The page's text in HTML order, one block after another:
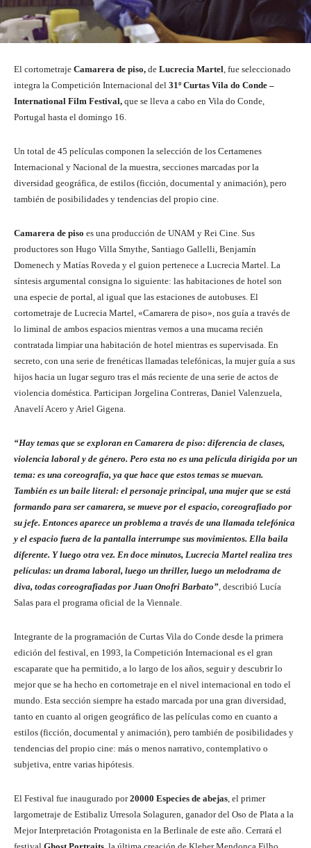
El cortometraje Camarera de piso, de Lucrecia Martel, fue seleccionado
integra la Competición Internacional del 31º Curtas Vila do Conde –
International Film Festival, que se lleva a cabo en Vila do Conde,
Portugal hasta el domingo 16.
Un total de 45 películas componen la selección de los Certamenes
Internacional y Nacional de la muestra, secciones marcadas por la
diversidad geográfica, de estilos (ficción, documental y animación), pero
también de posibilidades y tendencias del propio cine.
Camarera de piso es una producción de UNAM y Rei Cine. Sus
productores son Hugo Villa Smythe, Santiago Gallelli, Benjamín
Domenech y Matías Roveda y el guion pertenece a Lucrecia Martel. La
síntesis argumental consigna lo siguiente: las habitaciones de hotel son
una especie de portal, al igual que las estaciones de autobuses. El
cortometraje de Lucrecia Martel, «Camarera de piso», nos guía a través de
lo liminal de ambos espacios mientras vemos a una mucama recién
contratada limpiar una habitación de hotel mientras es supervisada. En
secreto, con una serie de frenéticas llamadas telefónicas, la mujer guía a sus
hijos hacia un lugar seguro tras el más reciente de una serie de actos de
violencia doméstica. Participan Jorgelina Contreras, Daniel Valenzuela,
Anavelí Acero y Ariel Gigena.
“Hay temas que se exploran en Camarera de piso: diferencia de clases,
violencia laboral y de género. Pero esta no es una película dirigida por un
tema: es una coreografía, ya que hace que estos temas se muevan.
También es un baile literal: el personaje principal, una mujer que se está
formando para ser camarera, se mueve por el espacio, coreografiado por
su jefe. Entonces aparece un problema a través de una llamada telefónica
y el espacio fuera de la pantalla interrumpe sus movimientos. Ella baila
diferente. Y luego otra vez. En doce minutos, Lucrecia Martel realiza tres
películas: un drama laboral, luego un thriller, luego un melodrama de
diva, todas coreografiadas por Juan Onofri Barbato”, describió Lucía
Salas para el programa oficial de la Viennale.
Integrante de la programación de Curtas Vila do Conde desde la primera
edición del festival, en 1993, la Competición Internacional es el gran
escaparate que ha permitido, a lo largo de los años, seguir y descubrir lo
mejor que se ha hecho en cortometraje en el nivel internacional en todo el
mundo. Esta sección siempre ha estado marcada por una gran diversidad,
tanto en cuanto al origen geográfico de las películas como en cuanto a
estilos (ficción, documental y animación), pero también de posibilidades y
tendencias del propio cine: más o menos narrativo, contemplativo o
subjetiva, entre varias hipótesis.
El Festival fue inaugurado por20000 Especies de abejas, el primer
largometraje de Estibaliz Urresola Solaguren, ganador del Oso de Plata a la
Mejor Interpretación Protagonista en la Berlinale de este año. Cerrará el